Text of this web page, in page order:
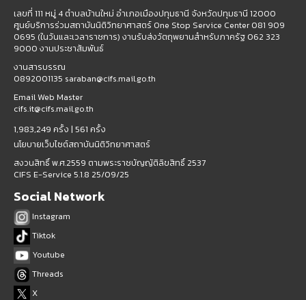
เลขที่ 111 หมู่ 4 ตำบลบ้านใหม่ อำเภอเมืองปทุมธานี จังหวัดปทุมธานี 12000
ศูนย์บริการร่วมสถาบันนิติวิทยาศาสตร์ One Stop Service Center 081 909
0695 (ในวันและเวลาราชการ) งานรับส่งวัตถุพยานสำหรับภาครัฐ 062 323
9000 งานประชาสัมพันธ์
งานสารบรรณ
0892001135 saraban@cifs.mail.go.th
Email Web Master
cifs.it@cifs.mail.go.th
1,983,249 ครั้ง | 561 ครั้ง
นโยบายเว็บไซต์สถาบันนิติวิทยาศาสตร์
สงวนสิทธิ์ พ.ศ.2559 ตามพระราชบัญญัติลิขสิทธิ์ 2537
CIFS E-Service 5.1.8 25/09/25
Social Network
Instagram
Tiktok
Youtube
Threads
X